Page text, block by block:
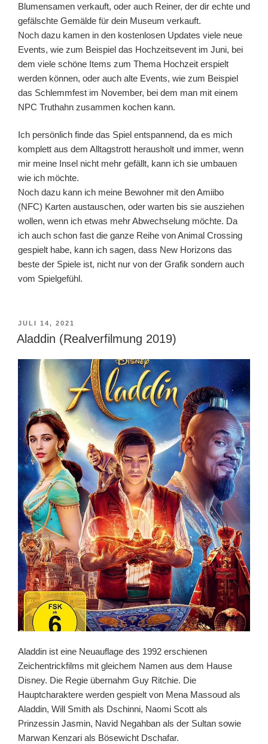
Blumensamen verkauft, oder auch Reiner, der dir echte und
gefälschte Gemälde für dein Museum verkauft.
Noch dazu kamen in den kostenlosen Updates viele neue
Events, wie zum Beispiel das Hochzeitsevent im Juni, bei
dem viele schöne Items zum Thema Hochzeit erspielt
werden können, oder auch alte Events, wie zum Beispiel
das Schlemmfest im November, bei dem man mit einem
NPC Truthahn zusammen kochen kann.
Ich persönlich finde das Spiel entspannend, da es mich
komplett aus dem Alltagstrott herausholt und immer, wenn
mir meine Insel nicht mehr gefällt, kann ich sie umbauen
wie ich möchte.
Noch dazu kann ich meine Bewohner mit den Amiibo
(NFC) Karten austauschen, oder warten bis sie ausziehen
wollen, wenn ich etwas mehr Abwechselung möchte. Da
ich auch schon fast die ganze Reihe von Animal Crossing
gespielt habe, kann ich sagen, dass New Horizons das
beste der Spiele ist, nicht nur von der Grafik sondern auch
vom Spielgefühl.
VERÖFFENTLICHT
AM
JULI 14, 2021
Aladdin (Realverfilmung 2019)
Aladdin ist eine Neuauflage des 1992 erschienen
Zeichentrickfilms mit gleichem Namen aus dem Hause
Disney. Die Regie übernahm Guy Ritchie. Die
Hauptcharaktere werden gespielt von Mena Massoud als
Aladdin, Will Smith als Dschinni, Naomi Scott als
Prinzessin Jasmin, Navid Negahban als der Sultan sowie
Marwan Kenzari als Bösewicht Dschafar.